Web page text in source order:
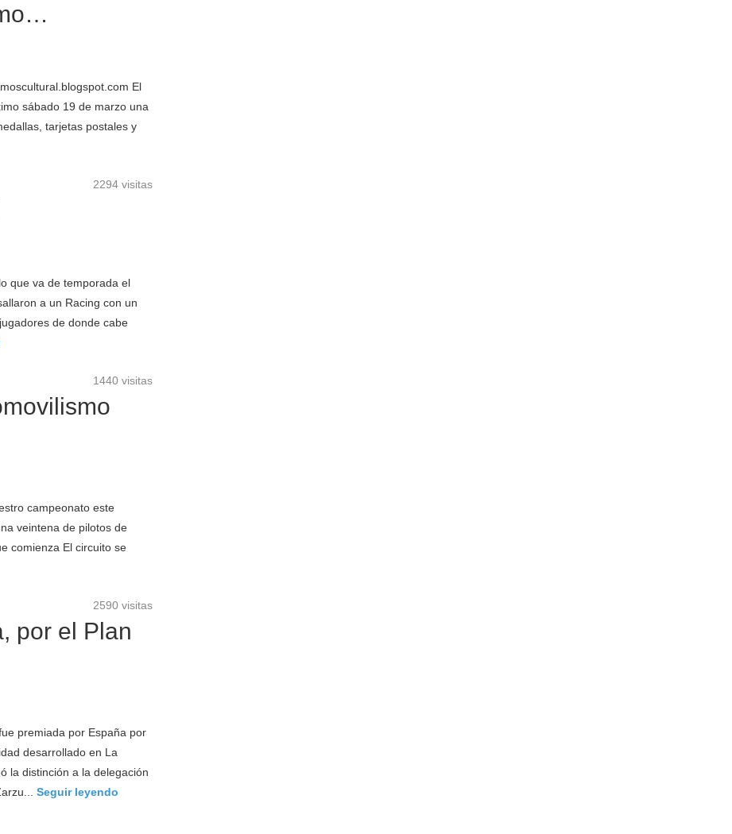
El
sábado 19 de marzo una
tarjetas postales y
2294 visitas
que va de temporada el
a un Racing con un
de donde cabe
1440 visitas
campeonato este
veintena de pilotos de
comienza El circuito se
2590 visitas
por el Plan
premiada por España por
desarrollado en La
la distinción a la delegación
Seguir leyendo